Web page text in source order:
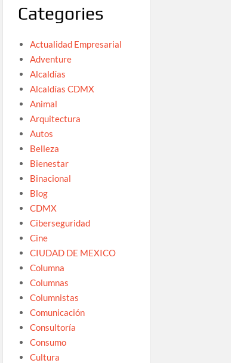
Categories
Actualidad Empresarial
Adventure
Alcaldías
Alcaldías CDMX
Animal
Arquitectura
Autos
Belleza
Bienestar
Binacional
Blog
CDMX
Ciberseguridad
Cine
CIUDAD DE MEXICO
Columna
Columnas
Columnistas
Comunicación
Consultoría
Consumo
Cultura